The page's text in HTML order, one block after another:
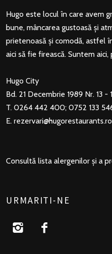
Hugo este locul în care avem
bune, mâncarea gustoasă și
prietenoasă și comodă, astfel
aici să fie firească. Suntem
Hugo City
Bd. 21 Decembrie 1989 Nr. 13 -
T. 0264 442 400; 0752 133
E. rezervari@hugorestaurants.ro
Consultă lista alergenilor și a
URMARITI-NE